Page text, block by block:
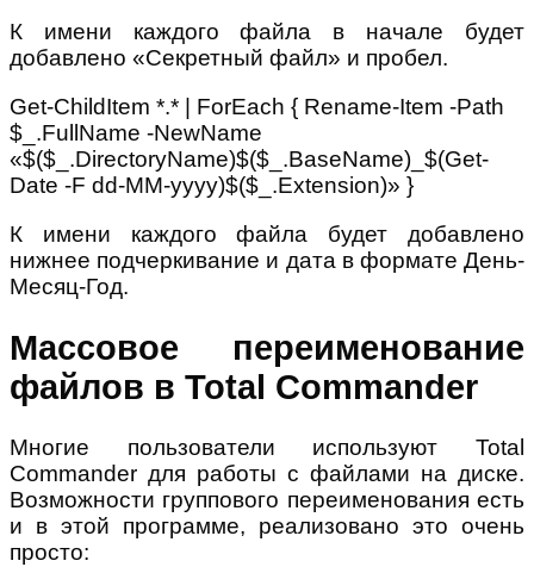
К имени каждого файла в начале будет
добавлено «Секретный файл» и пробел.
Get-ChildItem *.* | ForEach { Rename-Item -Path
$_.FullName -NewName
«$($_.DirectoryName)$($_.BaseName)_$(Get-
Date -F dd-MM-yyyy)$($_.Extension)» }
К имени каждого файла будет добавлено
нижнее подчеркивание и дата в формате День-
Месяц-Год.
Массовое переименование
файлов в Total Commander
Многие пользователи используют Total
Commander для работы с файлами на диске.
Возможности группового переименования есть
и в этой программе, реализовано это очень
просто: